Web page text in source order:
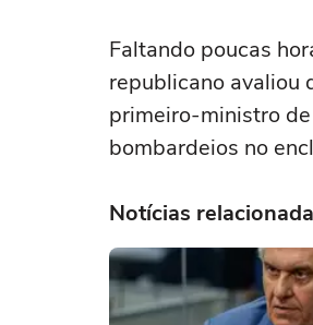
Faltando poucas
republicano avaliou
primeiro-ministro
bombardeios no
Notícias